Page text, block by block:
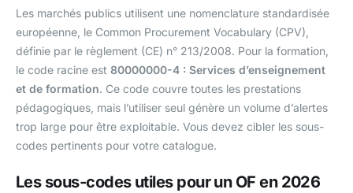
Les marchés publics utilisent une nomenclature standardisée
européenne, le Common Procurement Vocabulary (CPV),
définie par le règlement (CE) n° 213/2008. Pour la formation,
le code racine est 80000000-4 : Services d’enseignement
et de formation. Ce code couvre toutes les prestations
pédagogiques, mais l’utiliser seul génère un volume d’alertes
trop large pour être exploitable. Vous devez cibler les sous-
codes pertinents pour votre catalogue.
Les sous-codes utiles pour un OF en 2026